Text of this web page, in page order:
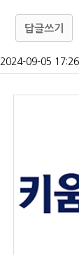
답글쓰기
2024-09-05